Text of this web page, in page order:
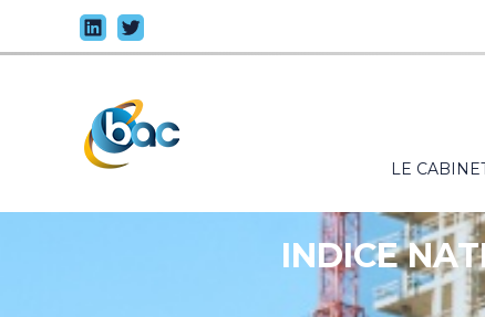
au
Principal
LE
INDICE